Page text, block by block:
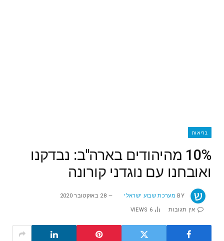
בריאות
10% מהיהודים בארה"ב: נבדקנו
ואובחנו עם נוגדני קורונה
BY מערכת שבוע ישראלי 28 באוקטובר 2020
אין תגובות 6
VIEWS